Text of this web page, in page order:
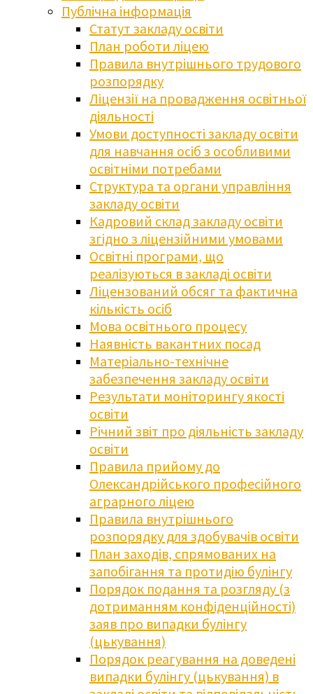
Публічна інформація
Статут закладу освіти
План роботи ліцею
Правила внутрішнього трудового
розпорядку
Ліцензії на провадження освітньої
діяльності
Умови доступності закладу освіти
для навчання осіб з особливими
освітніми потребами
Структура та органи управління
закладу освіти
Кадровий склад закладу освіти
згідно з ліцензійними умовами
Освітні програми, що
реалізуються в закладі освіти
Ліцензований обсяг та фактична
кількість осіб
Мова освітнього процесу
Наявність вакантних посад
Матеріально-технічне
забезпечення закладу освіти
Результати моніторингу якості
освіти
Річний звіт про діяльність закладу
освіти
Правила прийому до
Олександрійського професійного
аграрного ліцею
Правила внутрішнього
розпорядку для здобувачів освіти
План заходів, спрямованих на
запобігання та протидію булінгу
Порядок подання та розгляду (з
дотриманням конфіденційності)
заяв про випадки булінгу
(цькування)
Порядок реагування на доведені
випадки булінгу (цькування) в